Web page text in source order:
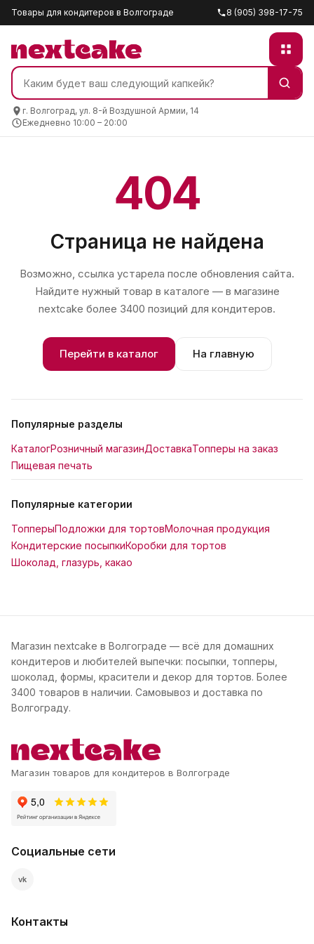
Товары для кондитеров в Волгограде 8 (905) 398-17-75
г. Волгоград, ул. 8-й Воздушной Армии, 14
Ежедневно 10:00 – 20:00
404
Страница не найдена
Возможно, ссылка устарела после обновления сайта.
Найдите нужный товар в каталоге — в магазине
nextcake более 3400 позиций для кондитеров.
Перейти в каталог На главную
Популярные разделы
КаталогРозничный магазинДоставкаТопперы на заказ
Пищевая печать
Популярные категории
ТопперыПодложки для тортовМолочная продукция
Кондитерские посыпкиКоробки для тортов
Шоколад, глазурь, какао
Магазин nextcake в Волгограде — всё для домашних
кондитеров и любителей выпечки: посыпки, топперы,
шоколад, формы, красители и декор для тортов. Более
3400 товаров в наличии. Самовывоз и доставка по
Волгограду.
Магазин товаров для кондитеров в Волгограде
Социальные сети
vk
Контакты